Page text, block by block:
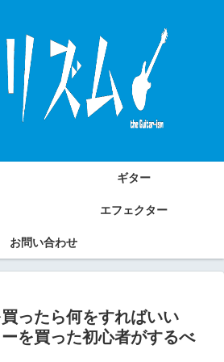
ギター
エフェクター
お問い合わせ
ったら何をすればいい
を買った初心者がするべ